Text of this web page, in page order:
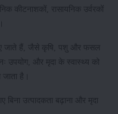
कीटनाशकों, रासायनिक उर्वरकों
जाते हैं, जैसे कृषि, पशु और फसल
उपयोग, और मृदा के स्वास्थ्य को
है।
बिना उत्पादकता बढ़ाना और मृदा